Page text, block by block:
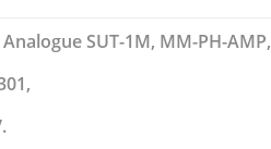
SUT-1M, MM-PH-AMP,